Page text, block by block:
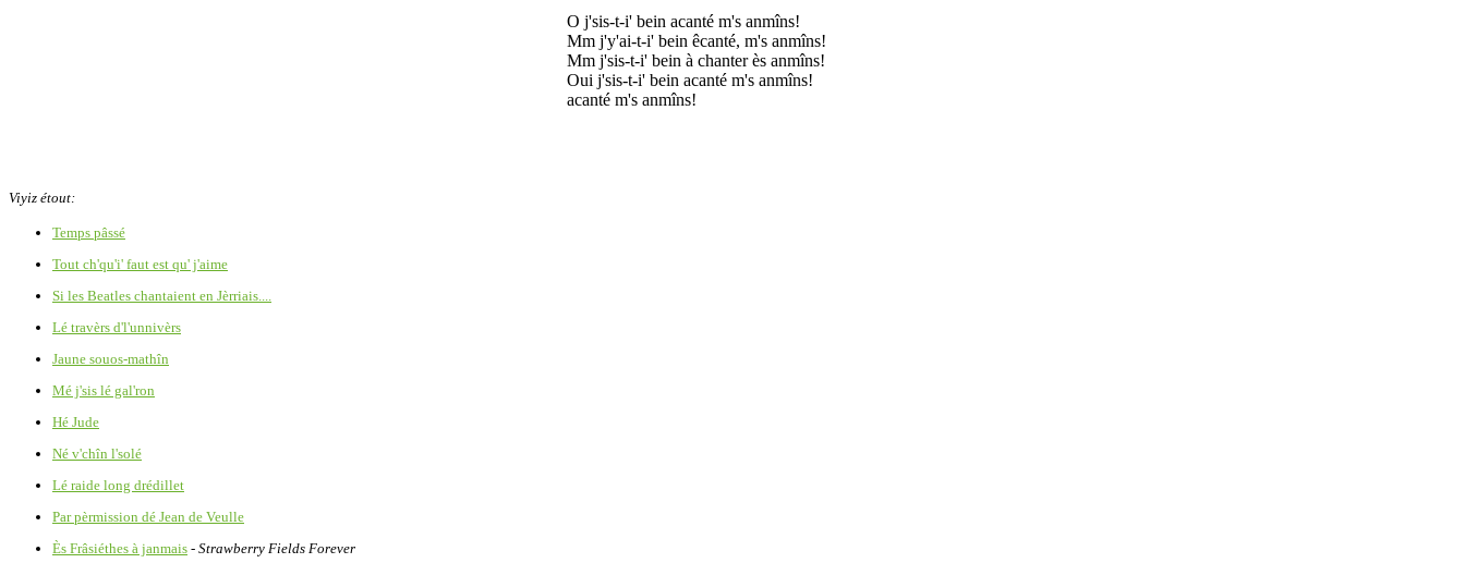
O j'sis-t-i' bein acanté m's anmîns!
Mm j'y'ai-t-i' bein êcanté, m's anmîns!
Mm j'sis-t-i' bein à chanter ès anmîns!
Oui j'sis-t-i' bein acanté m's anmîns!
acanté m's anmîns!
Viyiz étout:
Temps pâssé
Tout ch'qu'i' faut est qu' j'aime
Si les Beatles chantaient en Jèrriais....
Lé travèrs d'l'unnivèrs
Jaune souos-mathîn
Mé j'sis lé gal'ron
Hé Jude
Né v'chîn l'solé
Lé raide long drédillet
Par pèrmission dé Jean de Veulle
Ès Frâsiéthes à janmais - Strawberry Fields Forever